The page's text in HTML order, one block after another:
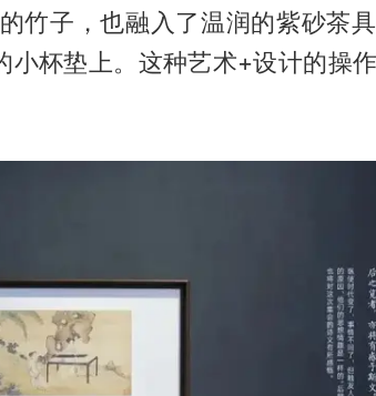
竹子，也融入了温润的紫砂茶
小杯垫上。这种艺术+设计的操